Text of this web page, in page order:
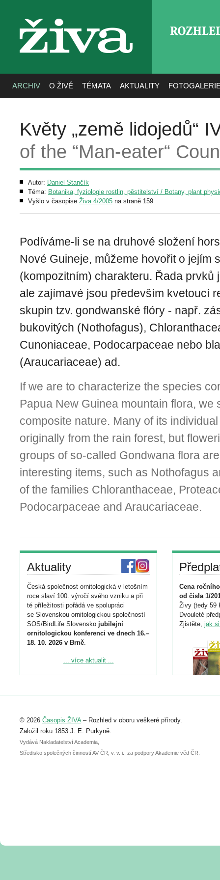
živa
ARCHIV O ŽIVĚ TÉMATA AKTUALITY
Květy „země lidojedů“
of the “Man-eater“
Autor: Daniel Stančík
Téma: Botanika, fyziologie rostlin, pěstitelství / Botany, plant
Vyšlo v časopise Živa 4/2005 na straně 159
Podíváme-li se na druhové složení
Nové Guineje, můžeme hovořit o jejím
(kompozitním) charakteru. Řada prvků
ale zajímavé jsou především kvetoucí
skupin tzv. gondwanské flóry - např.
bukovitých (Nothofagus),
Cunoniaceae, Podocarpaceae nebo
(Araucariaceae) ad.
If we are to characterize the species
Papua New Guinea mountain flora, we
composite nature. Many of its
originally from the rain forest, but
groups of so-called Gondwana flora
interesting items, such as Nothofagus
of the families Chloranthaceae,
Podocarpaceae and Araucariaceae.
Aktuality
Česká společnost ornitologická v letošním
roce slaví 100. výročí svého vzniku a při
té příležitosti pořádá ve spolupráci
se Slovenskou ornitologickou společností
SOS/BirdLife Slovensko jubilejní
ornitologickou konferenci ve dnech 16.–
18. 10. 2026 v Brně.
Podrobnější informace ke konferenci
Registrovat se můžete do 6. září.
abstraktu přihlášené přednášky nebo
posteru je už 30. června.
... více aktualit ...
Cena
od čísla 1/
Živy (tedy 59
Dvouleté
Zjistěte, jak
© 2026 Časopis ŽIVA– Rozhled v oboru veškeré přírody.
Založil roku 1853 J. E. Purkyně.
Vydává Nakladatelství Academia,
Středisko společných činností AV ČR, v. v. i., za podpory Akademie věd ČR.